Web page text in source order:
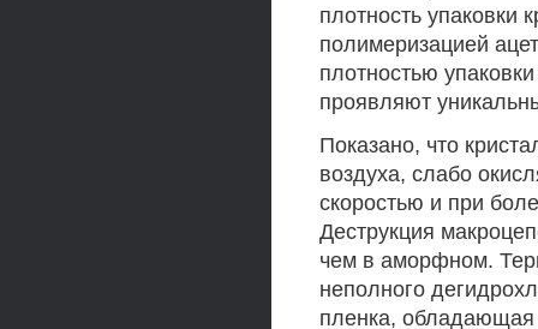
плотность упаковки
полимеризацией
плотностью
проявляют
Показано, что
воздуха, слабо
скоростью и при
Деструкция
чем в аморфном.
неполного
пленка, обладающая